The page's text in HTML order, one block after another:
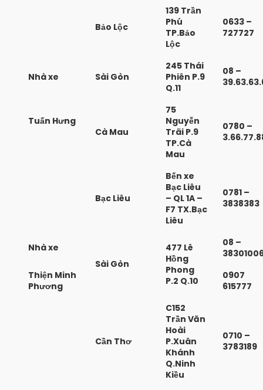
Bảo Lộc
139 Trần
Phú
TP.Bảo
Lộc
0633 –
727727
Nhà xe Sài Gòn
245 Thái
Phiên P.9
Q.11
08 –
Tuấn Hưng
Cà Mau
75
Nguyễn
Trãi P.9
TP.Cà
Mau
0780 –
Bạc Liêu
Bến xe
Bạc Liêu
– QL 1A –
F7 TX.Bạc
Liêu
0781 –
3838383
Nhà xe
Sài Gòn
477 Lê
Hồng
Phong
P.2 Q.10
08 –
Thiện Minh
Phương
0907
615777
Cần Thơ
C152
Trần Văn
Hoài
P.Xuân
Khánh
Q.Ninh
Kiều
0710 –
3783189